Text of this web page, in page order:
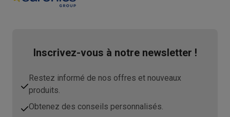
Inscrivez-vous à notre newsletter !
Restez informé de nos offres et nouveaux
produits.
Obtenez des conseils personnalisés.